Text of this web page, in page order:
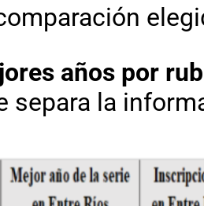
años por
separa la